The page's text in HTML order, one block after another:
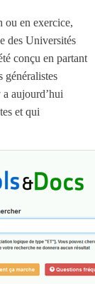
ou en exercice,
des Universités
conçu en partant
généralistes
aujourd’hui
et qui